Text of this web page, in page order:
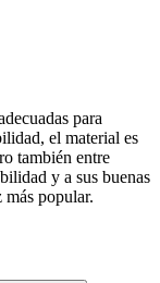
para
el material es
también entre
y a sus buenas
más popular.